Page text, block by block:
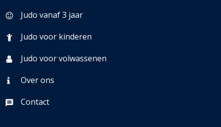
Judo vanaf 3 jaar
Judo voor kinderen
Judo voor volwassenen
Over ons
Contact